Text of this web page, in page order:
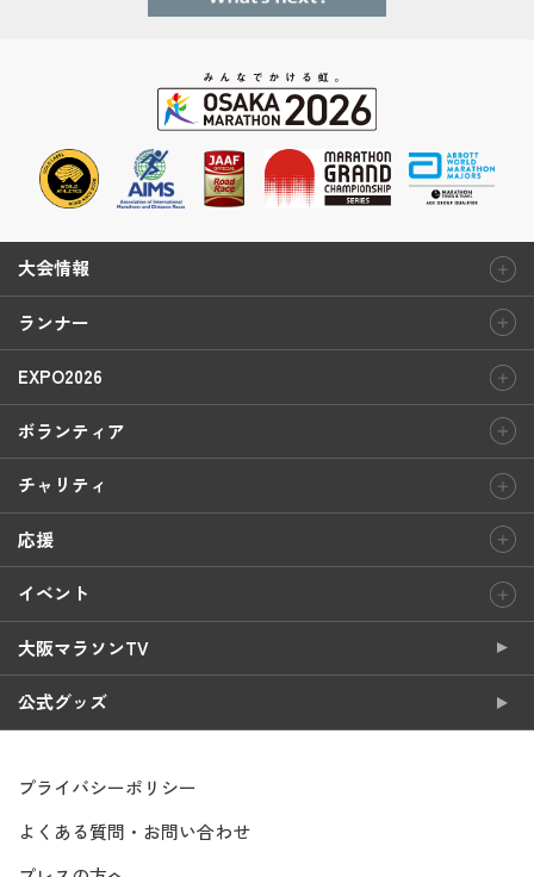
大会情報
ランナー
EXPO2026
ボランティア
チャリティ
応援
イベント
大阪マラソンTV
公式グッズ
プライバシーポリシー
よくある質問・お問い合わせ